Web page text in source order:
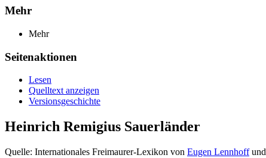
Mehr
Mehr
Seitenaktionen
Lesen
Quelltext anzeigen
Versionsgeschichte
Heinrich Remigius Sauerländer
Quelle: Internationales Freimaurer-Lexikon von Eugen Lennhoffund